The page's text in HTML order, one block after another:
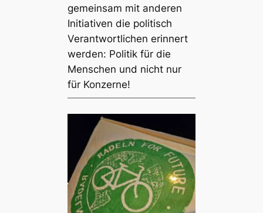
gemeinsam mit anderen
Initiativen die politisch
Verantwortlichen erinnert
werden: Politik für die
Menschen und nicht nur
für Konzerne!